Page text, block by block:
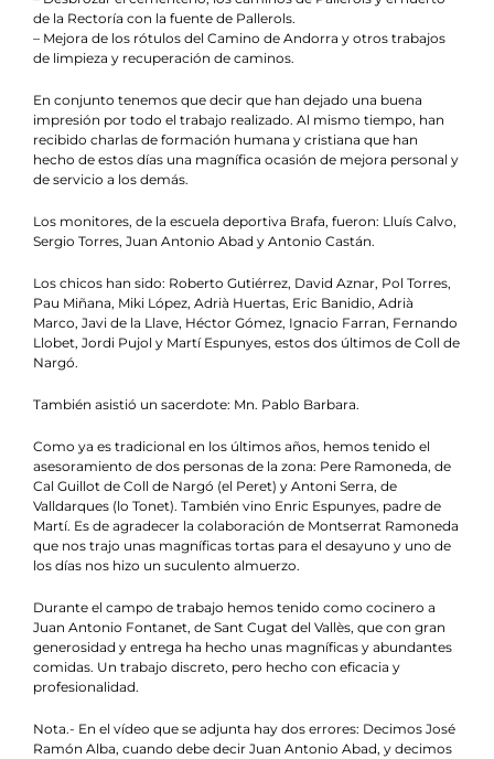
de la Rectoría con la fuente de Pallerols.
– Mejora de los rótulos del Camino de Andorra y otros trabajos
de limpieza y recuperación de caminos.
En conjunto tenemos que decir que han dejado una buena
impresión por todo el trabajo realizado. Al mismo tiempo, han
recibido charlas de formación humana y cristiana que han
hecho de estos días una magnífica ocasión de mejora personal y
de servicio a los demás.
Los monitores, de la escuela deportiva Brafa, fueron: Lluís Calvo,
Sergio Torres, Juan Antonio Abad y Antonio Castán.
Los chicos han sido: Roberto Gutiérrez, David Aznar, Pol Torres,
Pau Miñana, Miki López, Adrià Huertas, Eric Banidio, Adrià
Marco, Javi de la Llave, Héctor Gómez, Ignacio Farran, Fernando
Llobet, Jordi Pujol y Martí Espunyes, estos dos últimos de Coll de
Nargó.
También asistió un sacerdote: Mn. Pablo Barbara.
Como ya es tradicional en los últimos años, hemos tenido el
asesoramiento de dos personas de la zona: Pere Ramoneda, de
Cal Guillot de Coll de Nargó (el Peret) y Antoni Serra, de
Valldarques (lo Tonet). También vino Enric Espunyes, padre de
Martí. Es de agradecer la colaboración de Montserrat Ramoneda
que nos trajo unas magníficas tortas para el desayuno y uno de
los días nos hizo un suculento almuerzo.
Durante el campo de trabajo hemos tenido como cocinero a
Juan Antonio Fontanet, de Sant Cugat del Vallès, que con gran
generosidad y entrega ha hecho unas magníficas y abundantes
comidas. Un trabajo discreto, pero hecho con eficacia y
profesionalidad.
Nota.- En el vídeo que se adjunta hay dos errores: Decimos José
Ramón Alba, cuando debe decir Juan Antonio Abad, y decimos